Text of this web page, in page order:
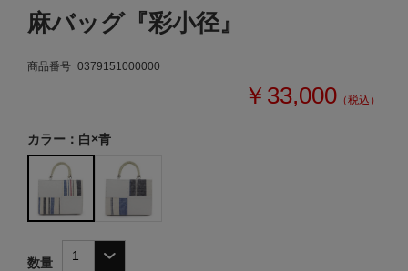
麻バッグ『彩小径』
商品番号 0379151000000
￥33,000 （税込）
カラー：白×青
数量